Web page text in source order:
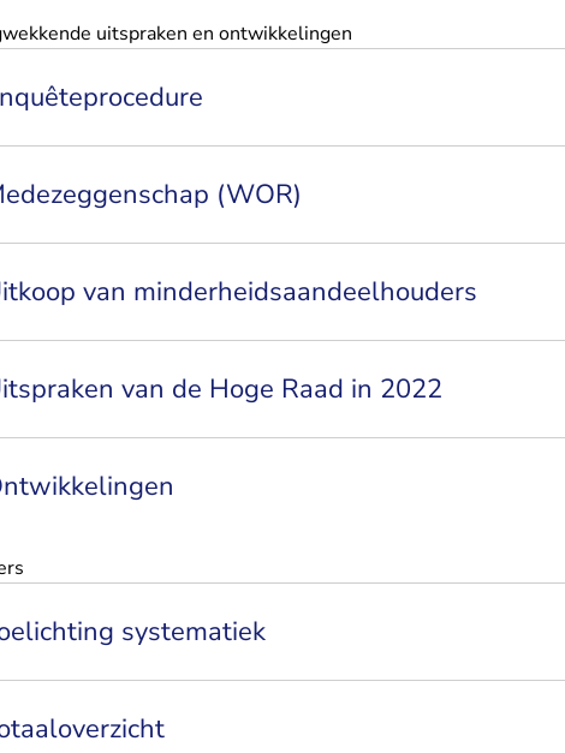
uitspraken en ontwikkelingen
(WOR)
van minderheidsaandeelhouders
van de Hoge Raad in 2022
systematiek